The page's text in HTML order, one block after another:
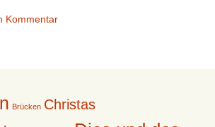
Kommentar
Brücken Christas